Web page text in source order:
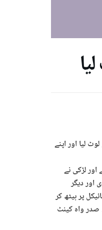
لیا اور اپنے
لڑکی نے
موبائل فون، 7 ہزار روپے کی نقدی اور دیگر
پر بیٹھ کر
صدر واہ کینٹ